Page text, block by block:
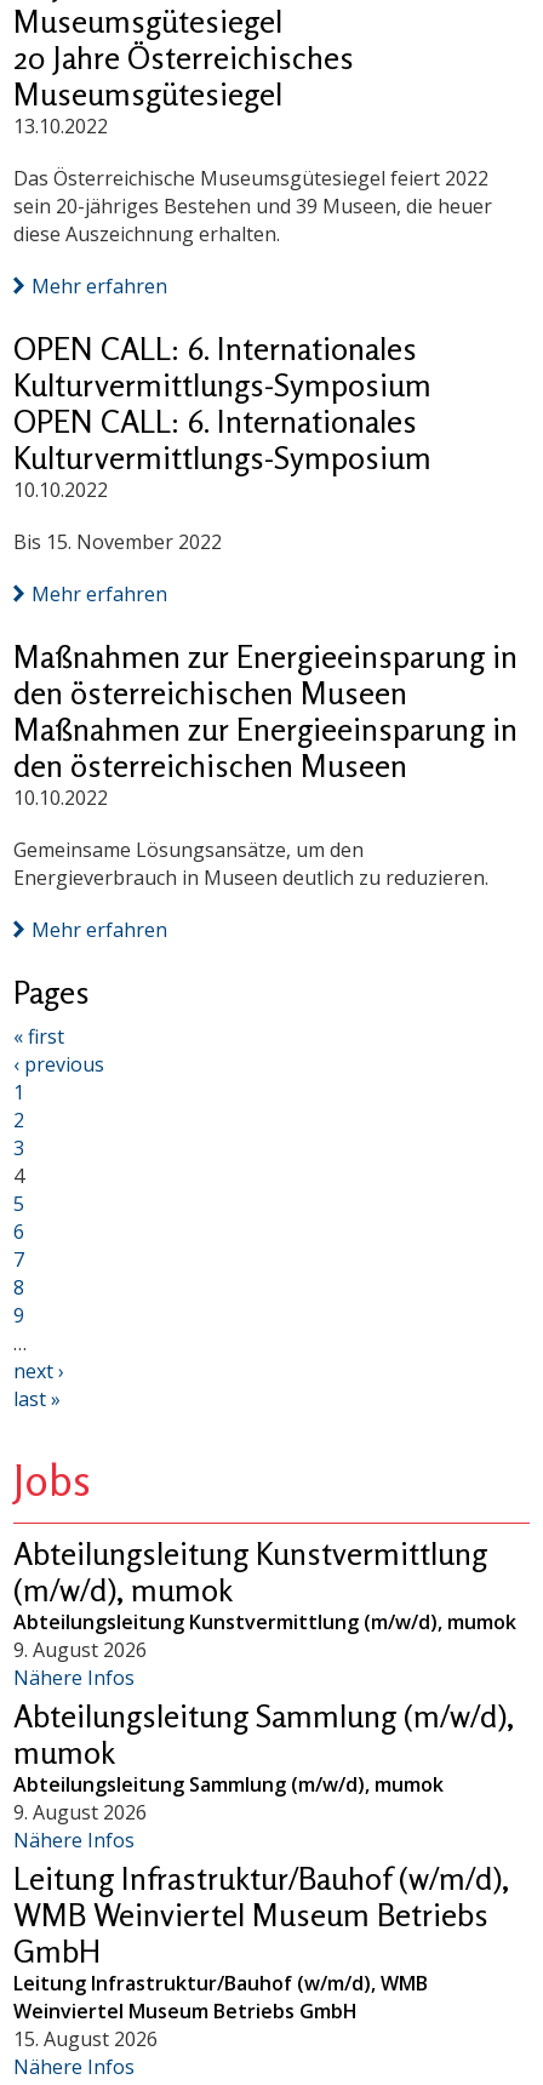
Museumsgütesiegel
20 Jahre Österreichisches
Museumsgütesiegel
13.10.2022
Das Österreichische Museumsgütesiegel feiert 2022
sein 20-jähriges Bestehen und 39 Museen, die heuer
diese Auszeichnung erhalten.
Mehr erfahren
OPEN CALL: 6. Internationales
Kulturvermittlungs-Symposium
OPEN CALL: 6. Internationales
Kulturvermittlungs-Symposium
10.10.2022
Bis 15. November 2022
Mehr erfahren
Maßnahmen zur Energieeinsparung in
den österreichischen Museen
Maßnahmen zur Energieeinsparung in
den österreichischen Museen
10.10.2022
Gemeinsame Lösungsansätze, um den
Energieverbrauch in Museen deutlich zu reduzieren.
Mehr erfahren
Pages
« first
‹ previous
1
2
3
4
5
6
7
8
9
…
next ›
last »
Jobs
Abteilungsleitung Kunstvermittlung
(m/w/d), mumok
Abteilungsleitung Kunstvermittlung (m/w/d), mumok
9. August 2026
Nähere Infos
Abteilungsleitung Sammlung (m/w/d),
mumok
Abteilungsleitung Sammlung (m/w/d), mumok
9. August 2026
Nähere Infos
Leitung Infrastruktur/Bauhof (w/m/d),
WMB Weinviertel Museum Betriebs
GmbH
Leitung Infrastruktur/Bauhof (w/m/d), WMB
Weinviertel Museum Betriebs GmbH
15. August 2026
Nähere Infos